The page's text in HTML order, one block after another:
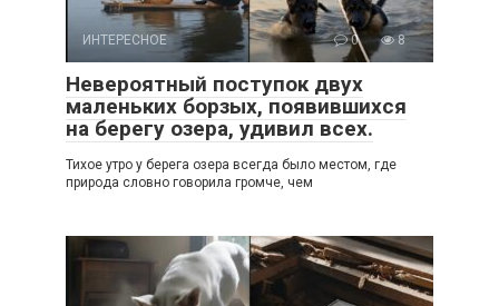
ИНТЕРЕСНОЕ 0 8
Невероятный поступок двух
маленьких борзых, появившихся
на берегу озера, удивил всех.
Тихое утро у берега озера всегда было местом, где
природа словно говорила громче, чем